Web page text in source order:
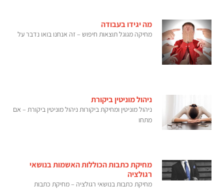
מה יגידו בעבודה
מחיקה מגוגל תוצאות חיפוש – זה אנחנו בואו נדבר על
ניהול מוניטין ביקורת
ניהול מוניטין ומחיקת ביקורות ניהול מוניטין ביקורת – אם
מתחו
מחיקת כתבות הכוללות האשמות בנושאי
רגולציה
מחיקת כתבות בנושאי רגולציה – מחיקת כתבות